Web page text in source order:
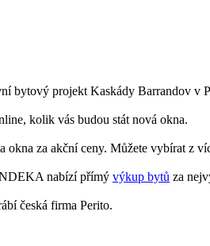
bytový projekt Kaskády Barrandov v
kolik vás budou stát nová okna.
okna za akční ceny. Můžete vybírat z
nabízí přímý výkup bytů za
česká firma Perito.